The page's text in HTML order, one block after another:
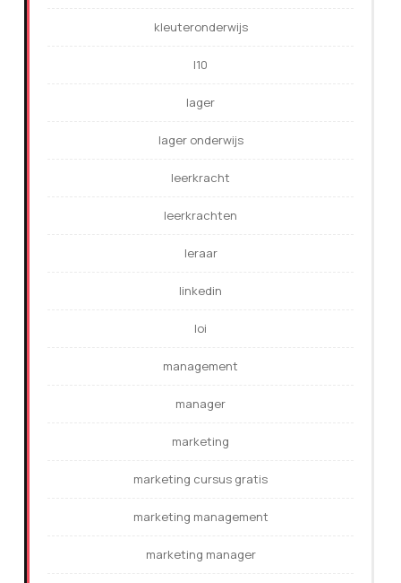
kleuteronderwijs
l10
lager
lager onderwijs
leerkracht
leerkrachten
leraar
linkedin
loi
management
manager
marketing
marketing cursus gratis
marketing management
marketing manager